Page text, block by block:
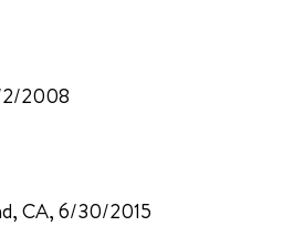
2/2008
CA, 6/30/2015